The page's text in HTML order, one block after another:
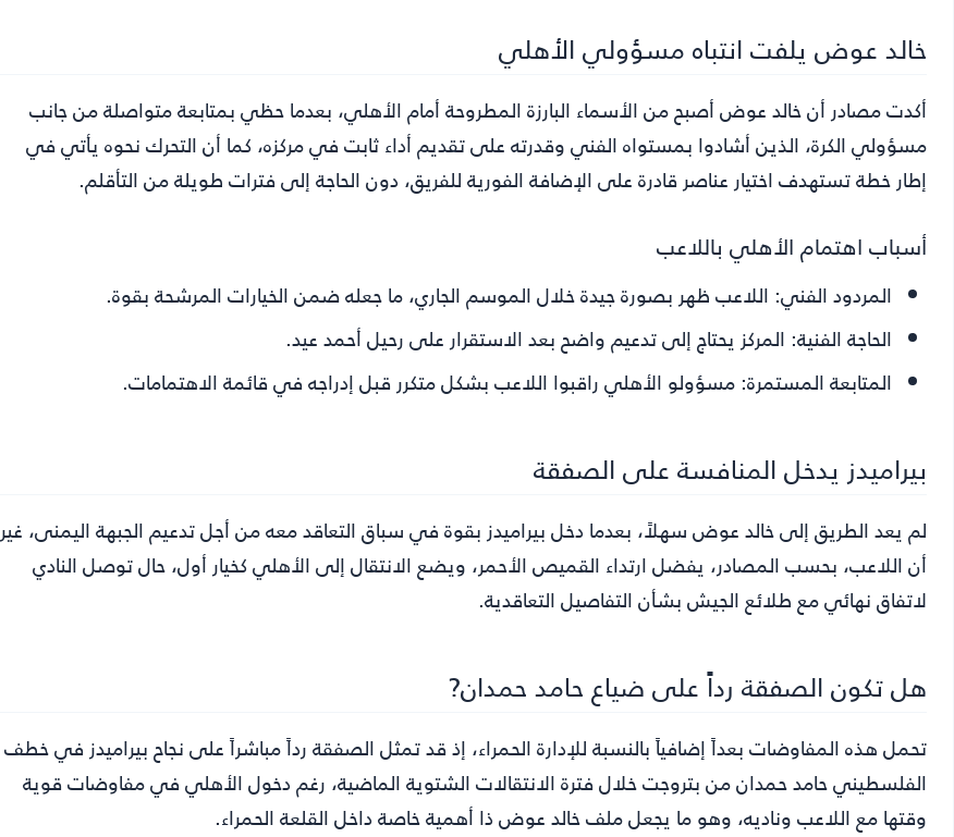
خالد عوض يلفت انتباه مسؤولي الأهلي
أكدت مصادر أن خالد عوض أصبح من الأسماء البارزة المطروحة أمام الأهلي، بعدما حظي بمتابعة متواصلة من جانب
مسؤولي الكرة، الذين أشادوا بمستواه الفني وقدرته على تقديم أداء ثابت في مركزه، كما أن التحرك نحوه يأتي في
إطار خطة تستهدف اختيار عناصر قادرة على الإضافة الفورية للفريق، دون الحاجة إلى فترات طويلة من التأقلم.
أسباب اهتمام الأهلي باللاعب
المردود الفني: اللاعب ظهر بصورة جيدة خلال الموسم الجاري، ما جعله ضمن الخيارات المرشحة بقوة.
الحاجة الفنية: المركز يحتاج إلى تدعيم واضح بعد الاستقرار على رحيل أحمد عيد.
المتابعة المستمرة: مسؤولو الأهلي راقبوا اللاعب بشكل متكرر قبل إدراجه في قائمة الاهتمامات.
بيراميدز يدخل المنافسة على الصفقة
لم يعد الطريق إلى خالد عوض سهلاً، بعدما دخل بيراميدز بقوة في سباق التعاقد معه من أجل تدعيم الجبهة اليمنى، غير
أن اللاعب، بحسب المصادر، يفضل ارتداء القميص الأحمر، ويضع الانتقال إلى الأهلي كخيار أول، حال توصل النادي
لاتفاق نهائي مع طلائع الجيش بشأن التفاصيل التعاقدية.
هل تكون الصفقة رداً على ضياع حامد حمدان?
تحمل هذه المفاوضات بعداً إضافياً بالنسبة للإدارة الحمراء، إذ قد تمثل الصفقة رداً مباشراً على نجاح بيراميدز في خطف
الفلسطيني حامد حمدان من بتروجت خلال فترة الانتقالات الشتوية الماضية، رغم دخول الأهلي في مفاوضات قوية
وقتها مع اللاعب وناديه، وهو ما يجعل ملف خالد عوض ذا أهمية خاصة داخل القلعة الحمراء.